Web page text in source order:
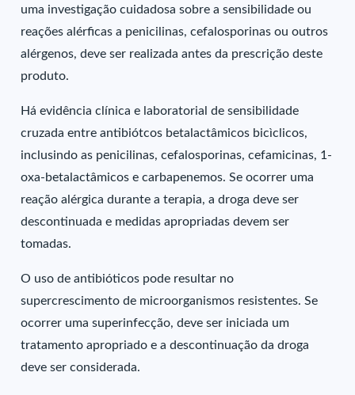
uma investigação cuidadosa sobre a sensibilidade ou
reações alérficas a penicilinas, cefalosporinas ou outros
alérgenos, deve ser realizada antes da prescrição deste
produto.
Há evidência clínica e laboratorial de sensibilidade
cruzada entre antibiótcos betalactâmicos bicìclicos,
inclusindo as penicilinas, cefalosporinas, cefamicinas, 1-
oxa-betalactâmicos e carbapenemos. Se ocorrer uma
reação alérgica durante a terapia, a droga deve ser
descontinuada e medidas apropriadas devem ser
tomadas.
O uso de antibióticos pode resultar no
supercrescimento de microorganismos resistentes. Se
ocorrer uma superinfecção, deve ser iniciada um
tratamento apropriado e a descontinuação da droga
deve ser considerada.